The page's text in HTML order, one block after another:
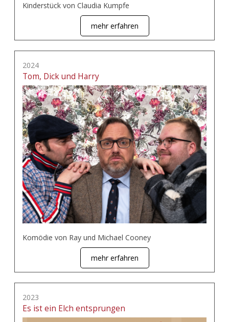
Kinderstück von Claudia Kumpfe
mehr erfahren
2024
Tom, Dick und Harry
Komödie von Ray und Michael Cooney
mehr erfahren
2023
Es ist ein Elch entsprungen